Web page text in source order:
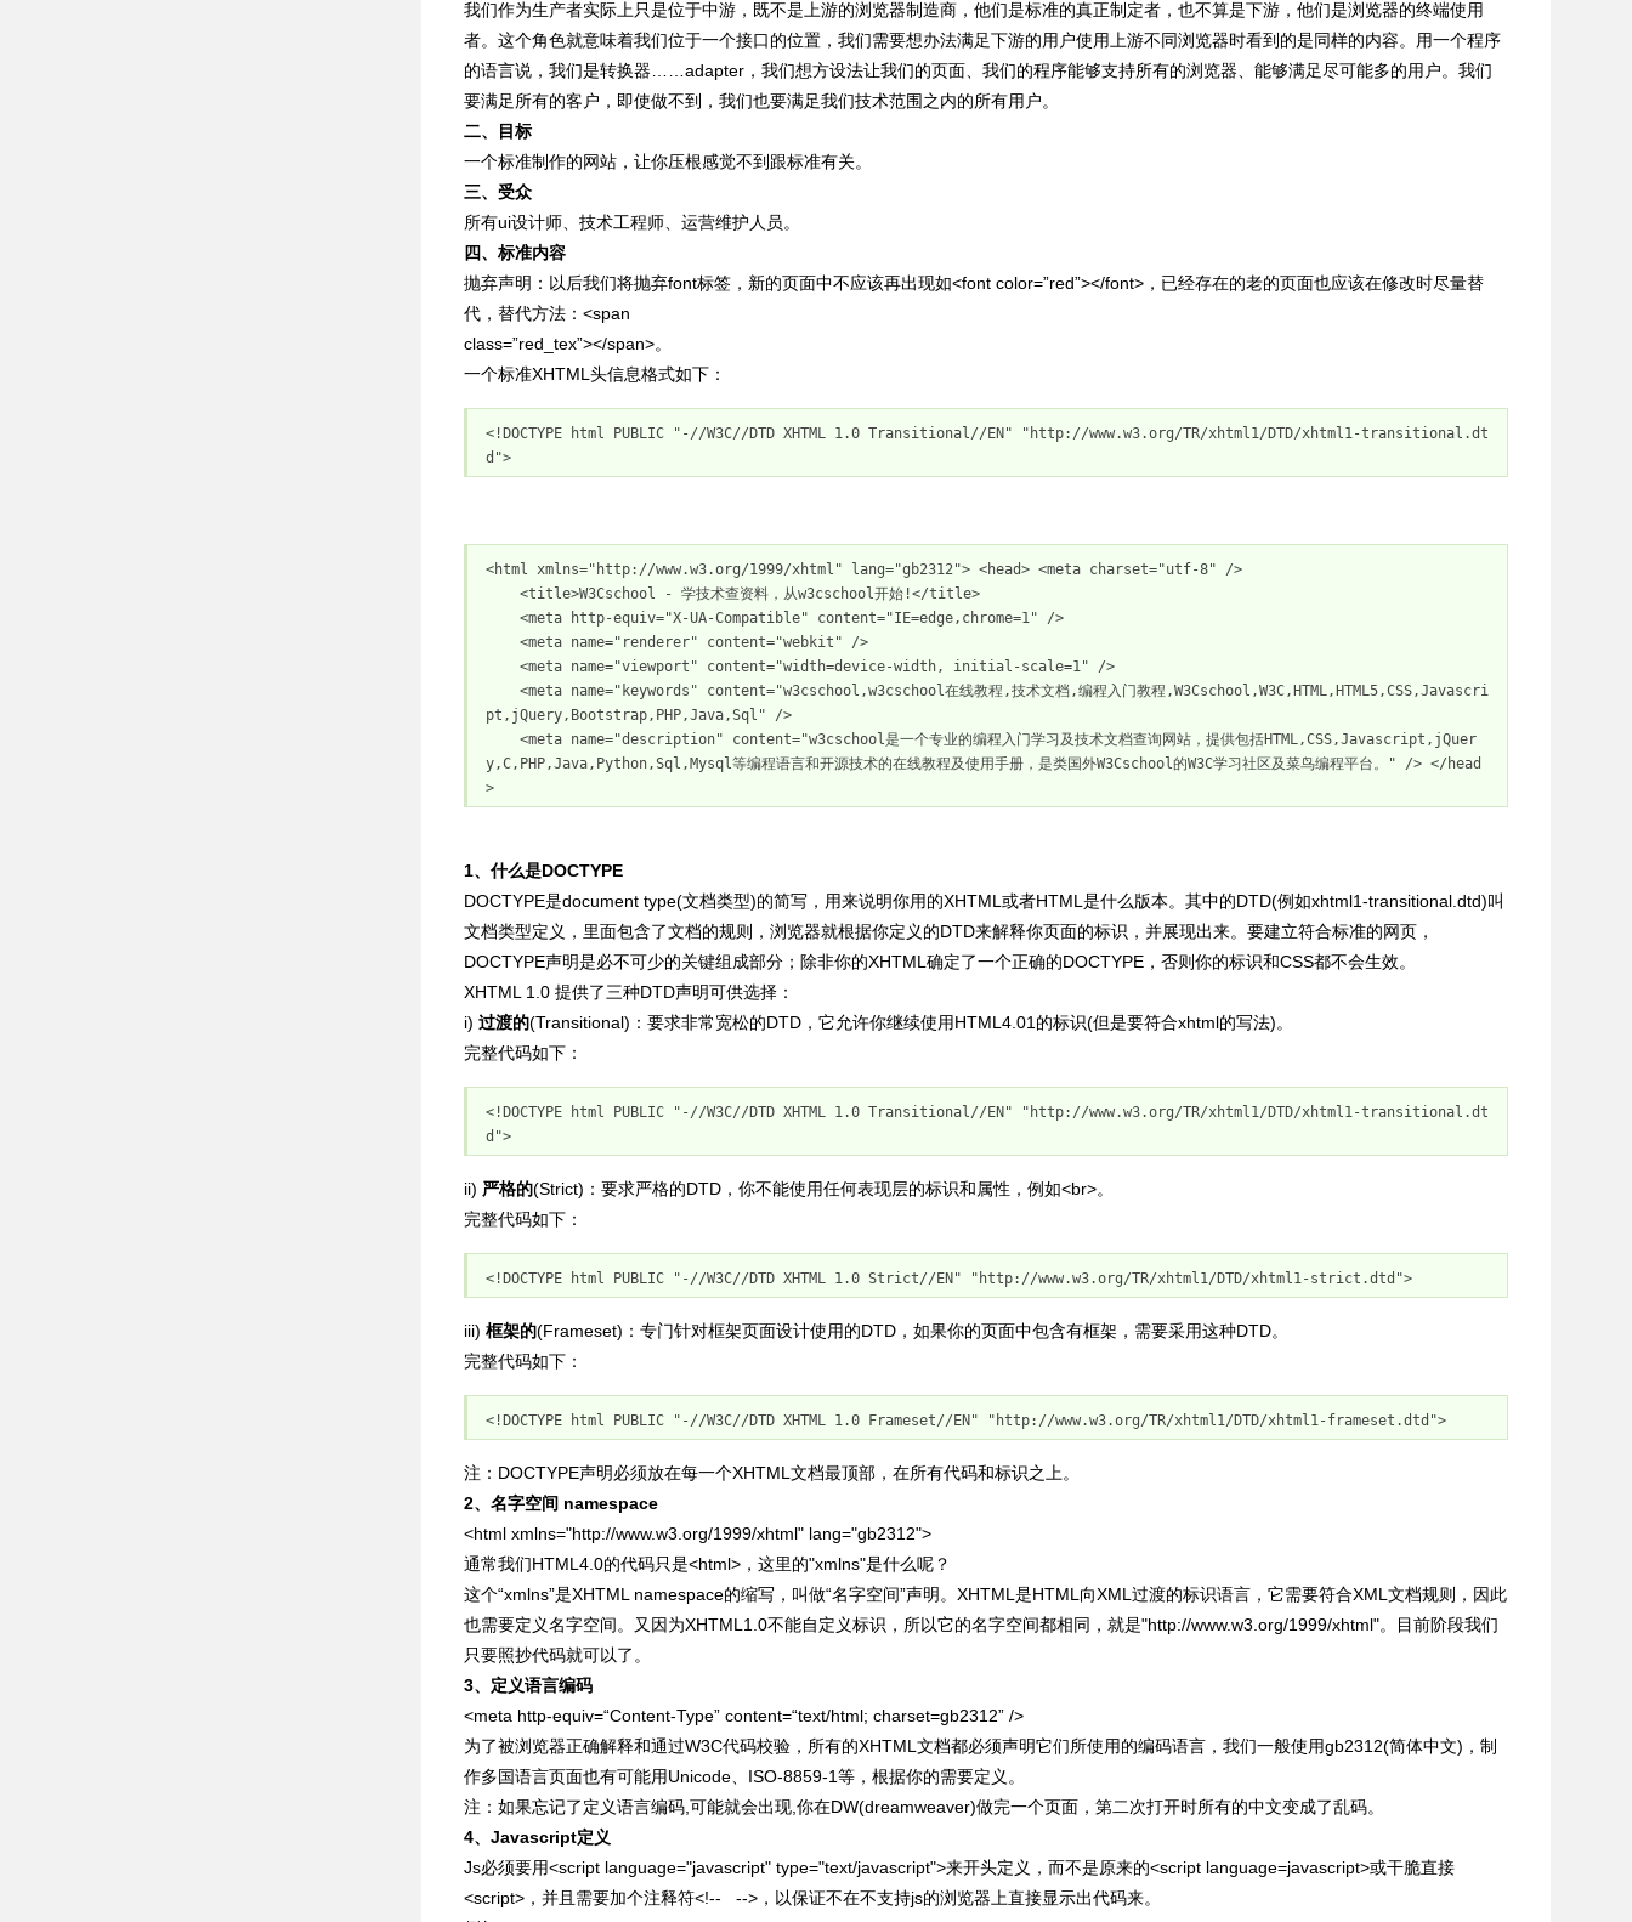
我们作为生产者实际上只是位于中游，既不是上游的浏览器制造商，他们是标准的真正制定者，也不算是下游，他们是浏览器的终端使用
者。这个角色就意味着我们位于一个接口的位置，我们需要想办法满足下游的用户使用上游不同浏览器时看到的是同样的内容。用一个程序
的语言说，我们是转换器……adapter，我们想方设法让我们的页面、我们的程序能够支持所有的浏览器、能够满足尽可能多的用户。我们
要满足所有的客户，即使做不到，我们也要满足我们技术范围之内的所有用户。
二、目标
一个标准制作的网站，让你压根感觉不到跟标准有关。
三、受众
所有ui设计师、技术工程师、运营维护人员。
四、标准内容
抛弃声明：以后我们将抛弃font标签，新的页面中不应该再出现如<font color=”red”></font>，已经存在的老的页面也应该在修改时尽量替
代，替代方法：<span
class=”red_tex”></span>。
一个标准XHTML头信息格式如下：
<! DOCTYPE html PUBLIC "-//W3C//DTD XHTML 1.0 Transitional//EN" "http://www.w3.org/TR/xhtml1/DTD/xhtml1-transitional.dt
d">
<html xmlns="http://www.w3.org/1999/xhtml" lang="gb2312"> <head> <meta charset="utf-8" />
pt,jQuery,Bootstrap,PHP,Java,Sql" />
y,C,PHP,Java,Python,Sql,Mysql等编程语言和开源技术的在线教程及使用手册，是类国外W3Cschool的W3C学习社区及菜鸟编程平台。" /> </ head
>
1、什么是DOCTYPE
DOCTYPE是document type(文档类型)的简写，用来说明你用的XHTML或者HTML是什么版本。其中的DTD(例如xhtml1-transitional.dtd)叫
文档类型定义，里面包含了文档的规则，浏 览器就根据你定义的DTD来解释你页面的标识，并展现出来。要建立符合标准的网页，
DOCTYPE声明是必不可少的关键组成部分；除非你的XHTML确定了一个正确的DOCTYPE，否则你的标识和CSS都不会生效。
XHTML 1.0 提供了三种DTD声明可供选择：
i) 过渡的(Transitional)：要求非常宽松的DTD，它允许你继续使用HTML4.01的标识(但是要符合xhtml的写法)。
完整代码如下：
<! DOCTYPE html PUBLIC "-//W3C//DTD XHTML 1.0 Transitional//EN" "http://www.w3.org/TR/xhtml1/DTD/xhtml1-transitional.dt
d">
ii) 严格的(Strict)：要求严格的DTD，你不能使用任何表现层的标识和属性，例如<br>。
完整代码如下：
<! DOCTYPE html PUBLIC "-//W3C//DTD XHTML 1.0 Strict//EN" "http://www.w3.org/TR/xhtml1/DTD/xhtml1-strict.dtd">
iii) 框架的(Frameset)：专门针对框架页面设计使用的DTD，如果你的页面中包含有框架，需要采用这种DTD。
完整代码如下：
<! DOCTYPE html PUBLIC "-//W3C//DTD XHTML 1.0 Frameset//EN" "http://www.w3.org/TR/xhtml1/DTD/xhtml1-frameset.dtd">
注：DOCTYPE声明必须放在每一个XHTML文档最顶部，在所有代码和标识之上。
2、名字空间 namespace
<html xmlns="http://www.w3.org/1999/xhtml" lang="gb2312">
通常我们HTML4.0的代码只是<html>，这里的"xmlns"是什么呢？
这个“xmlns”是XHTML namespace的缩写，叫做“名字空间”声明。XHTML是HTML向XML过渡的标识语言，它需要符合XML文档规则，因此
也需要定义名字空间。又因为XHTML1.0不能自定义标识，所以它的名字空间都相同，就是"http://www.w3.org/1999/xhtml"。目前阶段我们
只要照抄代码就可以了。
3、定义语言编码
<meta http-equiv=“Content-Type” content=“text/html; charset=gb2312” />
为了被浏览器正确解释和通过W3C代码校验，所有的XHTML文档都必须声明它们所使用的编码语言，我们一般使用gb2312(简体中文)，制
作多国语言页面也有可能用Unicode、ISO-8859-1等，根据你的需要定义。
注：如果忘记了定义语言编码,可能就会出现,你在DW(dreamweaver)做完一个页面，第二次打开时所有的中文变成了乱码。
4、Javascript定义
Js必须要用<script language="javascript" type="text/javascript">来开头定义，而不是原来的<script language=javascript>或干脆直接
<script>，并且需要加个注释符<!-- -->，以保证不在不支持js的浏览器上直接显示出代码来。